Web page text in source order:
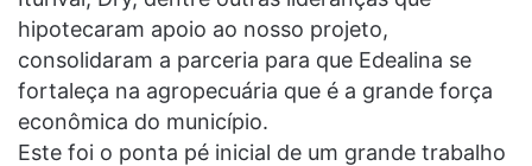
hipotecaram apoio ao nosso projeto,
consolidaram a parceria para que Edealina se
fortaleça na agropecuária que é a grande força
econômica do município.
Este foi o ponta pé inicial de um grande trabalho